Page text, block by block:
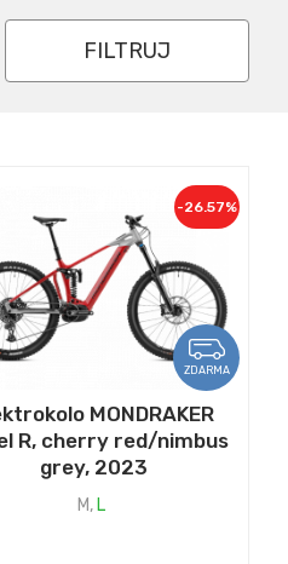
FILTRUJ
ZDARMA
-26.57%
MONDRAKER
R, cherry red/nimbus
grey, 2023
M, L